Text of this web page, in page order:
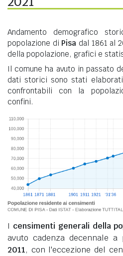
Andamento demografico
popolazione di Pisa dal 1861 al
della popolazione, grafici e
Il comune ha avuto in passato
dati storici sono stati
confrontabili con la
confini.
I censimenti generali della
avuto cadenza decennale
2011, con l'eccezione del